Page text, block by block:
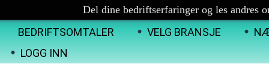
Del dine bedriftserfaringer og les andres
BEDRIFTSOMTALER VELG BRANSJE
LOGG INN